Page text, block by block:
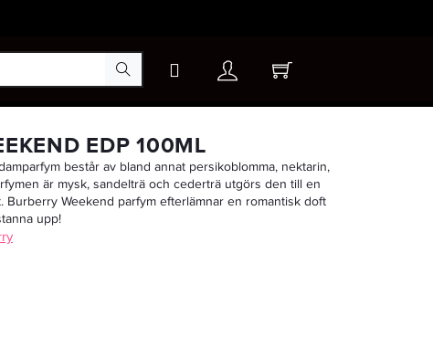
EDP 100ML
består av bland annat persikoblomma, nektarin,
är mysk, sandelträ och cederträ utgörs den till en
Burberry Weekend parfym efterlämnar en romantisk doft
upp!